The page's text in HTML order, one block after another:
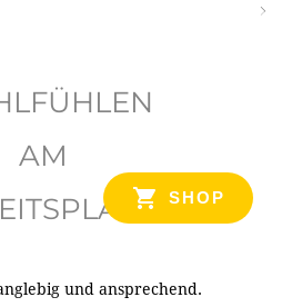
SHOP
AM
und ansprechend.